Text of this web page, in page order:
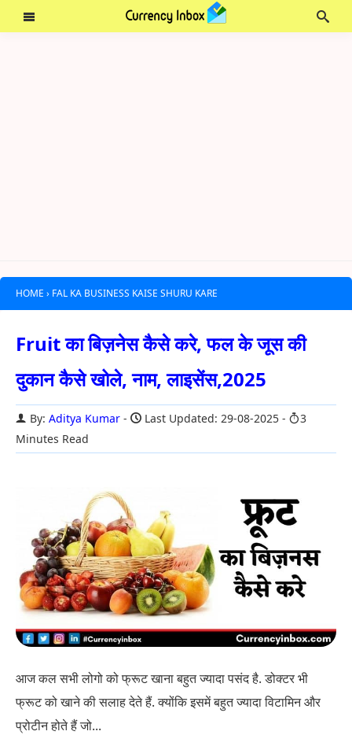
HOME › FAL KA BUSINESS KAISE SHURU KARE
Fruit का बिज़नेस कैसे करे, फल के जूस की
दुकान कैसे खोले, नाम, लाइसेंस,2025
By: Aditya Kumar Last Updated: 29-08-2025
3
Minutes Read
आज कल सभी लोगो को फ्रूट खाना बहुत ज्यादा पसंद है. डोक्टर भी
फ्रूट को खाने की सलाह देते हैं. क्योंकि इसमें बहुत ज्यादा विटामिन और
प्रोटीन होते हैं जो...